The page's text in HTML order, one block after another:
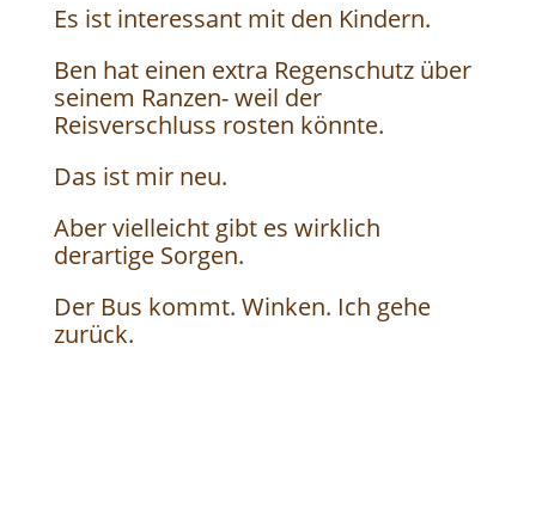
Es ist interessant mit den Kindern.
Ben hat einen extra Regenschutz über
seinem Ranzen- weil der
Reisverschluss rosten könnte.
Das ist mir neu.
Aber vielleicht gibt es wirklich
derartige Sorgen.
Der Bus kommt. Winken. Ich gehe
zurück.